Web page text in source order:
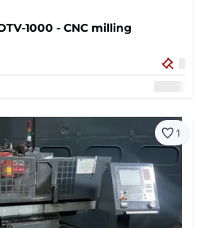
1000 - CNC milling
1